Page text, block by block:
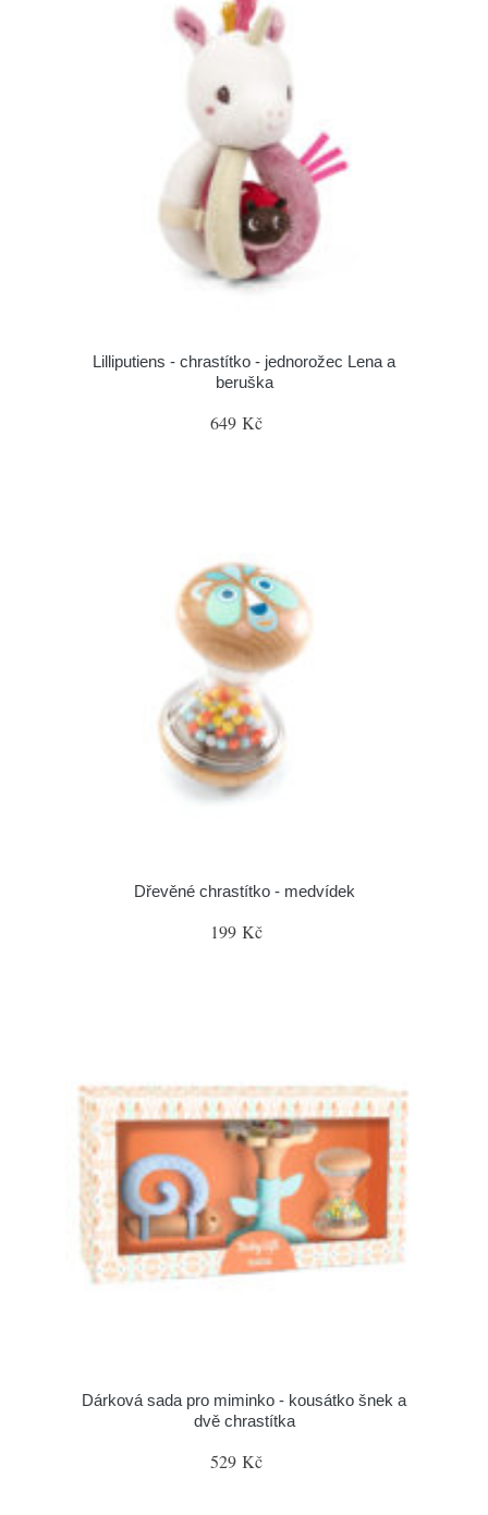
Lilliputiens - chrastítko - jednorožec Lena a
beruška
649 Kč
Dřevěné chrastítko - medvídek
199 Kč
Dárková sada pro miminko - kousátko šnek a
dvě chrastítka
529 Kč